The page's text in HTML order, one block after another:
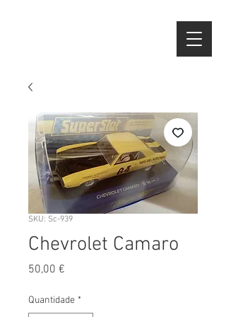
SKU: Sc-939
Chevrolet Camaro
50,00 €
Quantidade *